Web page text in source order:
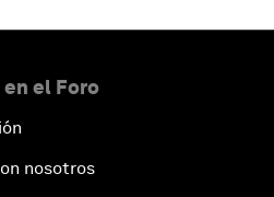
el Foro
nosotros